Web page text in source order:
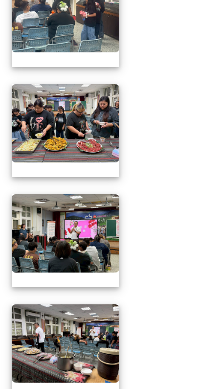
1150509母親節暨親職
1150509母親節暨親職
1150509母親節暨親職